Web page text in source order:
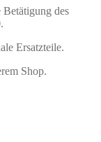
Betätigung des
Ersatzteile.
Shop.